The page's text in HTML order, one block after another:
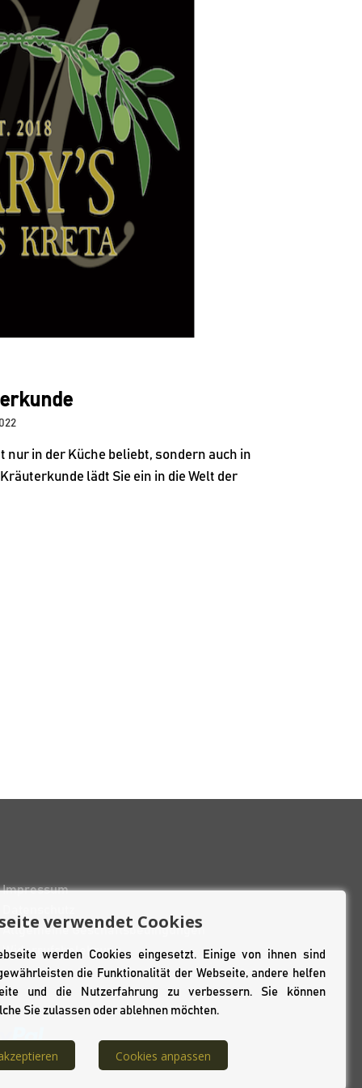
verwendet Cookies
werden Cookies eingesetzt. Einige von ihnen sind
die Funktionalität der Webseite, andere helfen
und die Nutzerfahrung zu verbessern. Sie können
Sie zulassen oder ablehnen möchten.
Cookies anpassen
nur in der Küche beliebt, sondern auch in
lädt Sie ein in die Welt der
Impressum
Allgemeine Geschäftsbedingungen
Widerrufsbelehrung